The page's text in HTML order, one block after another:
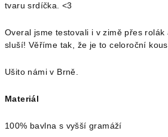
tvaru srdíčka. <3
Overal jsme testovali i v zimě přes
sluší! Věříme tak, že je to celoroční
Ušito námi v Brně.
Materiál
100% bavlna s vyšší gramáží